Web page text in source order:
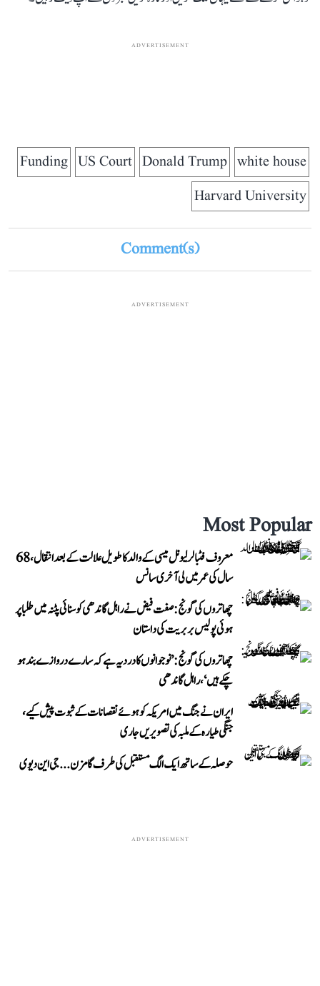
ADVERTISEMENT
white house
Donald Trump
US Court
Funding
Harvard University
Comment(s)
ADVERTISEMENT
Most Popular
معروف فٹبالر لیونل میسی کے والد کا طویل علالت کے بعد انتقال، 68
سال کی عمر میں لی آخری سانس
چھاتروں کی گونج: صفت فیض نے راہل گاندھی کو سنائی پٹنہ میں طلبا پر
ہوئی پولیس بربریت کی داستان
چھاتروں کی گونج: ’نوجوانوں کا درد یہ ہے کہ سارے دروازے بند ہو
چکے ہیں‘، راہل گاندھی
ایران نے جنگ میں امریکہ کو ہوئے نقصانات کے ثبوت پیش کیے،
جنگی طیارہ کے ملبہ کی تصویریں جاری
حوصلہ کے ساتھ ایک الگ مستقبل کی طرف گامزن... جی این دیوی
ADVERTISEMENT